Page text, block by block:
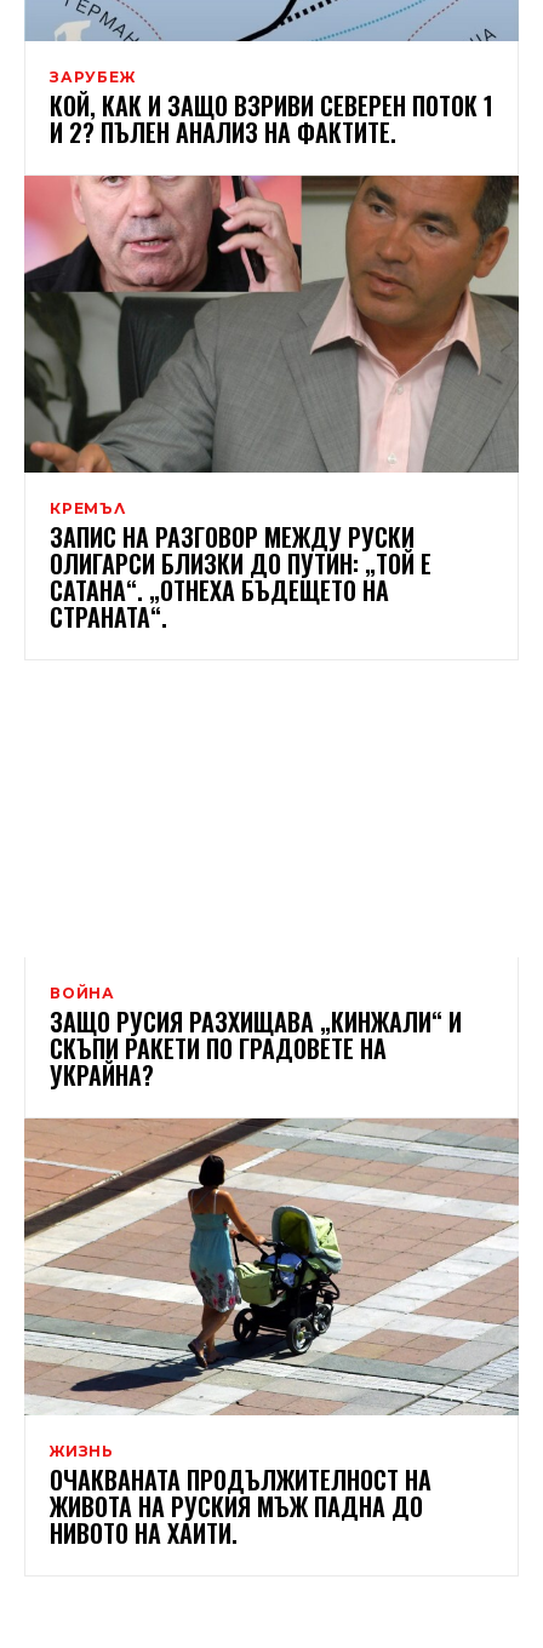
ЗАРУБЕЖ
КОЙ, КАК И ЗАЩО ВЗРИВИ СЕВЕРЕН ПОТОК 1
И 2? ПЪЛЕН АНАЛИЗ НА ФАКТИТЕ.
КРЕМЪЛ
ЗАПИС НА РАЗГОВОР МЕЖДУ РУСКИ
ОЛИГАРСИ БЛИЗКИ ДО ПУТИН: „ТОЙ Е
САТАНА“. „ОТНЕХА БЪДЕЩЕТО НА
СТРАНАТА“.
ВОЙНА
ЗАЩО РУСИЯ РАЗХИЩАВА „КИНЖАЛИ“ И
СКЪПИ РАКЕТИ ПО ГРАДОВЕТЕ НА
УКРАЙНА?
ЖИЗНЬ
ОЧАКВАНАТА ПРОДЪЛЖИТЕЛНОСТ НА
ЖИВОТА НА РУСКИЯ МЪЖ ПАДНА ДО
НИВОТО НА ХАИТИ.